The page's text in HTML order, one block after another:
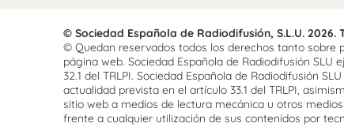
© Sociedad Española de Radiodifusión, S.L.U.
© Quedan reservados todos los derechos tanto sobre
página web. Sociedad Española de Radiodifusión
32.1 del TRLPI. Sociedad Española de Radiodifusión
actualidad prevista en el artículo 33.1 del TRLPI,
sitio web a medios de lectura mecánica u otros
frente a cualquier utilización de sus contenidos por